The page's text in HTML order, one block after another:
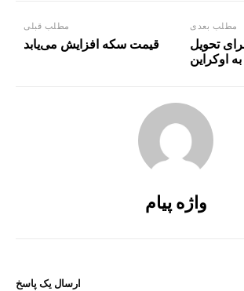
مطلب قبلی
قیمت سکه افزایش می‌یابد
مطلب بعدی
تحویل
واژه پیام
ارسال یک پاسخ